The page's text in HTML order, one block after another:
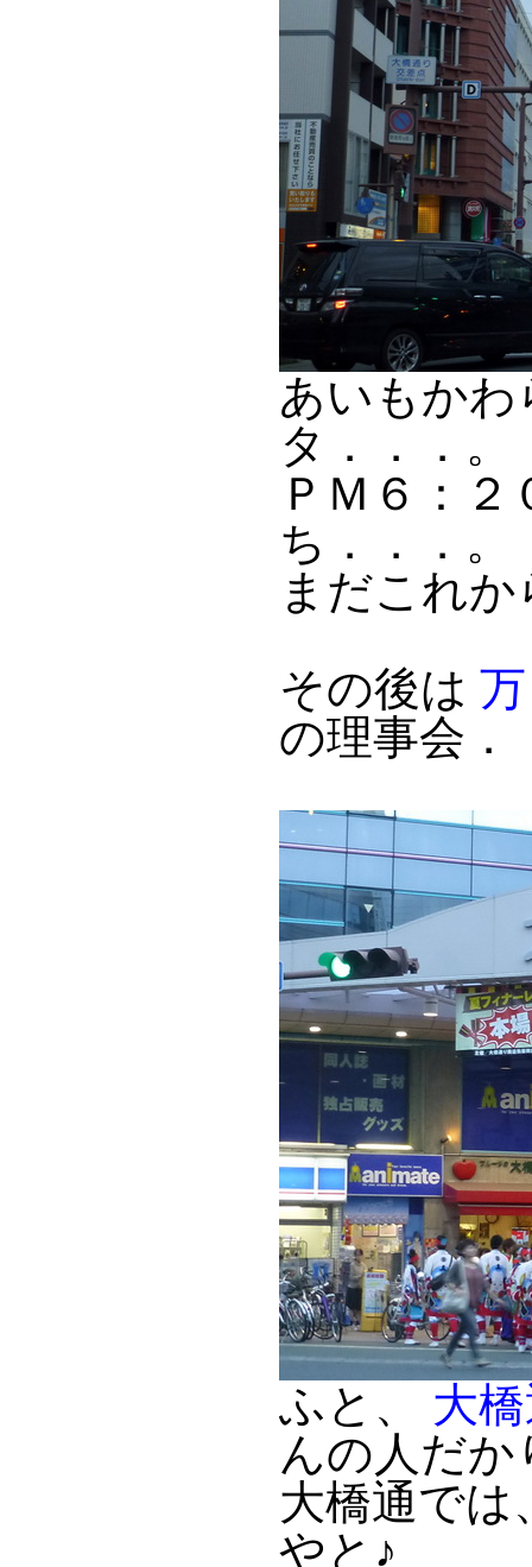
あいもか
タ．．．。
ＰＭ６：２
ち．．．。
まだこれ
その後は
の理事会．
ふと、 大
んの人だか
大橋通で
やと♪